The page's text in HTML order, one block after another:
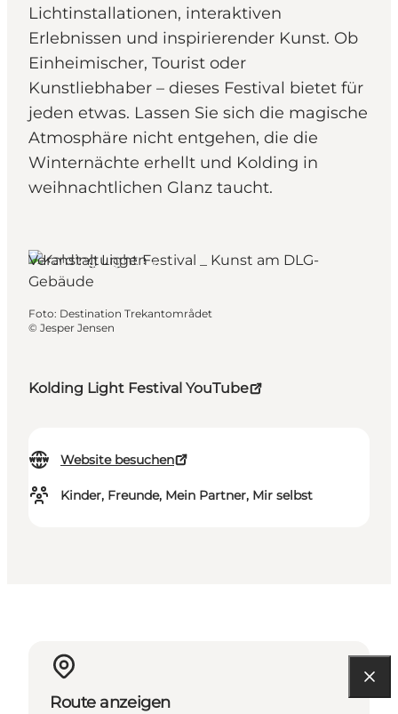
Lichtinstallationen, interaktiven
Erlebnissen und inspirierender Kunst. Ob
Einheimischer, Tourist oder
Kunstliebhaber – dieses Festival bietet für
jeden etwas. Lassen Sie sich die magische
Atmosphäre nicht entgehen, die die
Winternächte erhellt und Kolding in
weihnachtlichen Glanz taucht.
Kolding Light Festival YouTube
Website besuchen
Kinder, Freunde, Mein Partner, Mir selbst
Kolding, Südjütland
Veranstaltungen
Foto: Destination Trekantområdet
© Jesper Jensen
Route anzeigen